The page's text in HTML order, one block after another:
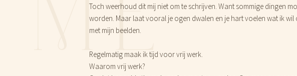
Toch weerhoud dit mij niet om te schrijven. Want sommige dingen
worden. Maar laat vooral je ogen dwalen en je hart voelen wat ik wil
met mijn beelden.
Regelmatig maak ik tijd voor vrij werk.
Waarom vrij werk?